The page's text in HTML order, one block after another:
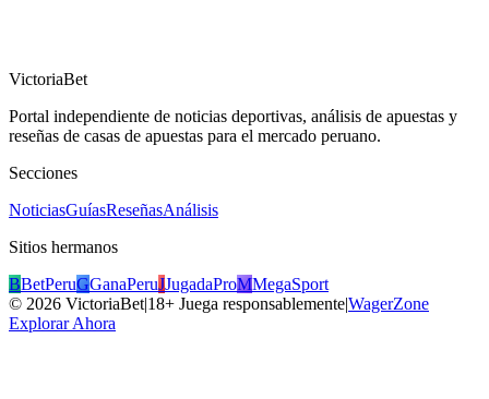
VictoriaBet
Portal independiente de noticias deportivas, análisis de apuestas y
reseñas de casas de apuestas para el mercado peruano.
Secciones
NoticiasGuíasReseñasAnálisis
Sitios hermanos
BBetPeruGGanaPeruJJugadaProMMegaSport
© 2026 VictoriaBet|18+ Juega responsablemente|WagerZone
Explorar Ahora